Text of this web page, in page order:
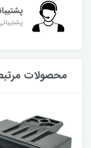
محصولات